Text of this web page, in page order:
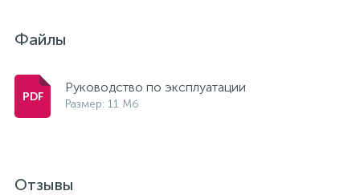
Файлы
Руководство по эксплуатации
Размер: 11 Мб
Отзывы